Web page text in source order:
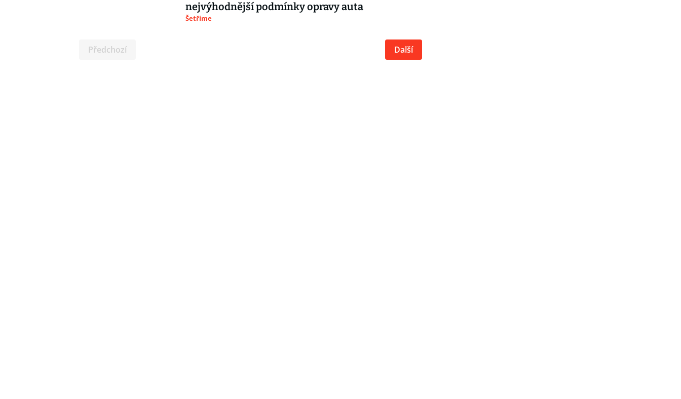
nejvýhodnější podmínky opravy auta
Šetříme
Předchozí Další